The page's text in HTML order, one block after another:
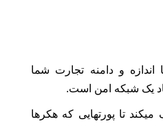
اندازه و دامنه تجارت شما
یک شبکه امن است.
تا پورتهایی که هکرها